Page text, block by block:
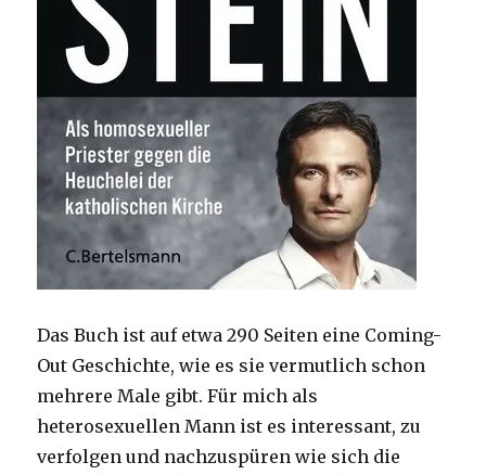
Das Buch ist auf etwa 290 Seiten eine Coming-
Out Geschichte, wie es sie vermutlich schon
mehrere Male gibt. Für mich als
heterosexuellen Mann ist es interessant, zu
verfolgen und nachzuspüren wie sich die